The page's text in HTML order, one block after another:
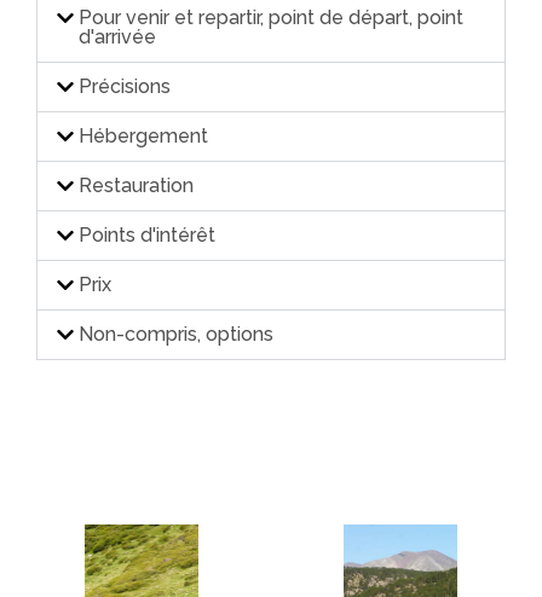
Pour venir et repartir, point de départ, point
d'arrivée
Précisions
Hébergement
Restauration
Points d'intérêt
Prix
Non-compris, options